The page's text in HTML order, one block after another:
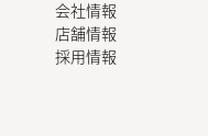
会社情報
店舗情報
採用情報